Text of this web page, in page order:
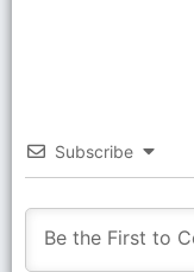
Subscribe